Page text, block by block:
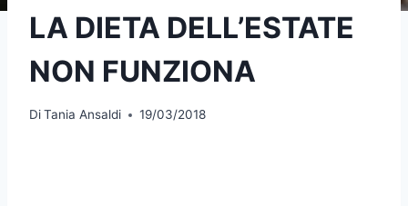
LA DIETA DELL’ESTATE
NON FUNZIONA
DiTania Ansaldi 19/03/2018